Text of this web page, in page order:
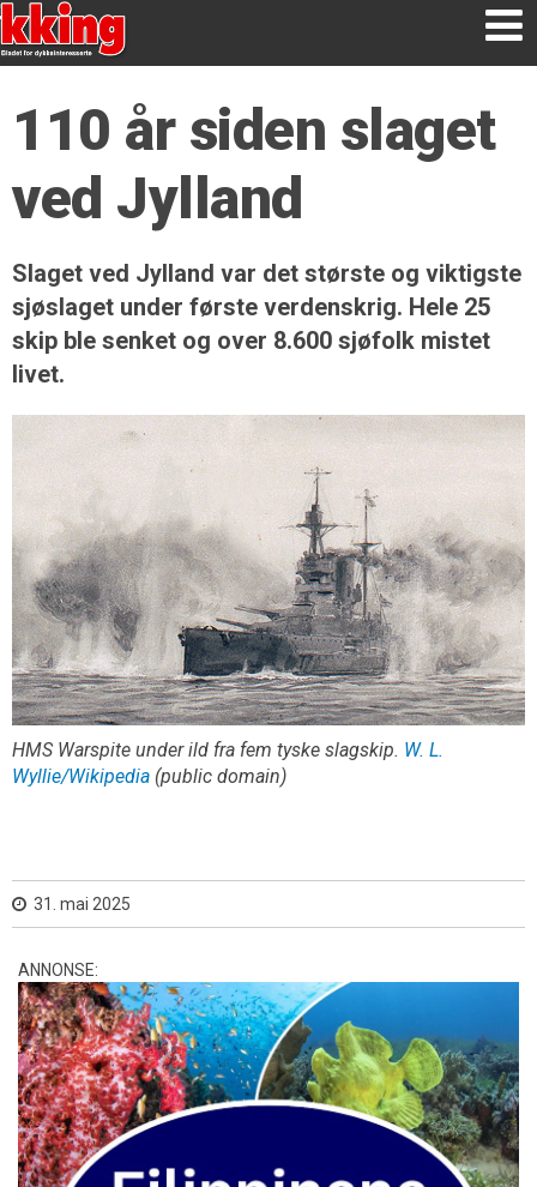
110 år siden slaget
ved Jylland
Slaget ved Jylland var det største og viktigste
sjøslaget under første verdenskrig. Hele 25
skip ble senket og over 8.600 sjøfolk mistet
livet.
HMS Warspite under ild fra fem tyske slagskip. W. L.
Wyllie/Wikipedia (public domain)
31. mai 2025
ANNONSE: